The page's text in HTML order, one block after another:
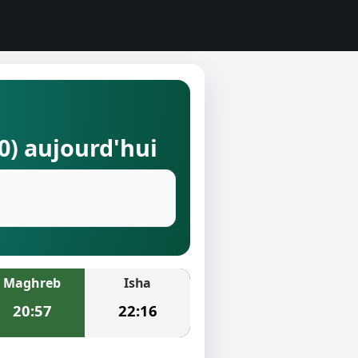
aujourd'hui
Maghreb
20:57
Isha
22:16